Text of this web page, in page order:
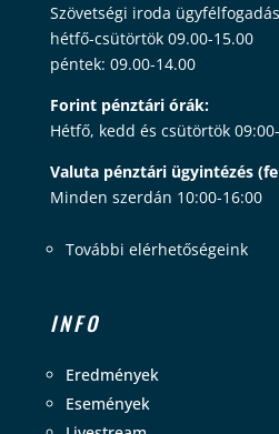
Szövetségi iroda
hétfő-csütörtök 09.00-15.00
péntek: 09.00-14.00
Forint pénztári órák:
Hétfő, kedd és csütörtök
Valuta pénztári ügyintézés
Minden szerdán 10:00-16:00
További elérhetőségeink
INFO
Eredmények
Események